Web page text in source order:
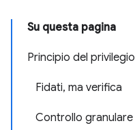
Su questa pagina
Principio del
Fidati, ma verifica
Controllo